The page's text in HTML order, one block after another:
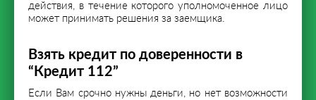
действия, в течение которого уполномоченное лицо
может принимать решения за заемщика.
Взять кредит по доверенности в
“Кредит 112”
Если Вам срочно нужны деньги, но нет возможности